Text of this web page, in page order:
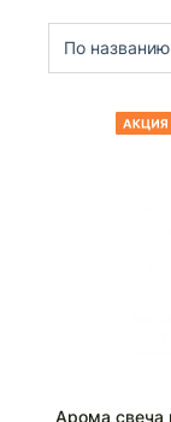
По названию
Арома свеча